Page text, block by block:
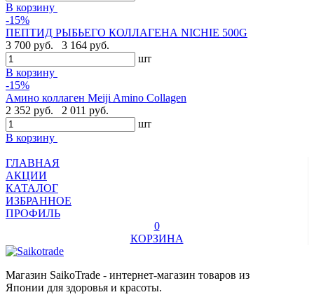
В корзину
-15%
ПЕПТИД РЫБЬЕГО КОЛЛАГЕНА NICHIE 500G
3 700 руб.
3 164 руб.
шт
В корзину
-15%
Амино коллаген Meiji Amino Collagen
2 352 руб.
2 011 руб.
шт
В корзину
ГЛАВНАЯ
АКЦИИ
КАТАЛОГ
ИЗБРАННОЕ
ПРОФИЛЬ
0
КОРЗИНА
Магазин SaikoTrade - интернет-магазин товаров из
Японии для здоровья и красоты.